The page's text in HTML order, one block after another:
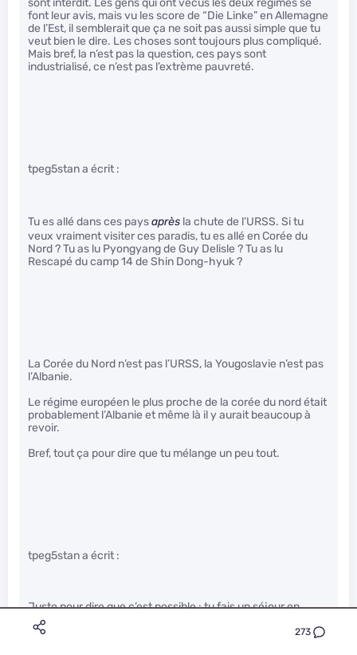
273
sont interdit. Les gens qui ont vécus les deux régimes se
font leur avis, mais vu les score de “Die Linke” en Allemagne
de l’Est, il semblerait que ça ne soit pas aussi simple que tu
veut bien le dire. Les choses sont toujours plus compliqué.
Mais bref, la n’est pas la question, ces pays sont
industrialisé, ce n’est pas l’extrème pauvreté.
tpeg5stan a écrit :
Tu es allé dans ces paysaprès la chute de l’URSS. Si tu
veux vraiment visiter ces paradis, tu es allé en Corée du
Nord ? Tu as lu Pyongyang de Guy Delisle ? Tu as lu
Rescapé du camp 14 de Shin Dong-hyuk ?
La Corée du Nord n’est pas l’URSS, la Yougoslavie n’est pas
l’Albanie.
Le régime européen le plus proche de la corée du nord était
probablement l’Albanie et même là il y aurait beaucoup à
revoir.
Bref, tout ça pour dire que tu mélange un peu tout.
tpeg5stan a écrit :
Juste pour dire que c’est possible : tu fais un séjour en
Chine, et une fois là-bas tu as le droit à un visa de quelques
jours sur place. Des têtes brûlées de ma connaissance l’ont